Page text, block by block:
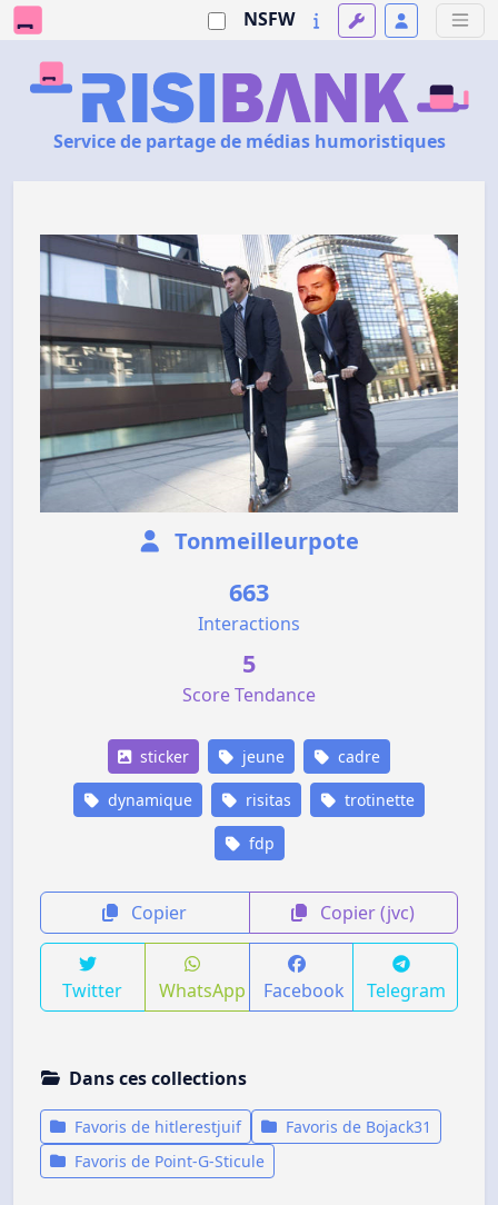
NSFW
Service de partage de médias humoristiques
Tonmeilleurpote
663
Interactions
5
Score Tendance
sticker jeune cadre
dynamique risitas trotinette
fdp
Copier Copier (jvc)
Twitter WhatsApp Facebook Telegram
Dans ces collections
Favoris de hitlerestjuif
Favoris de Bojack31
Favoris de Point-G-Sticule